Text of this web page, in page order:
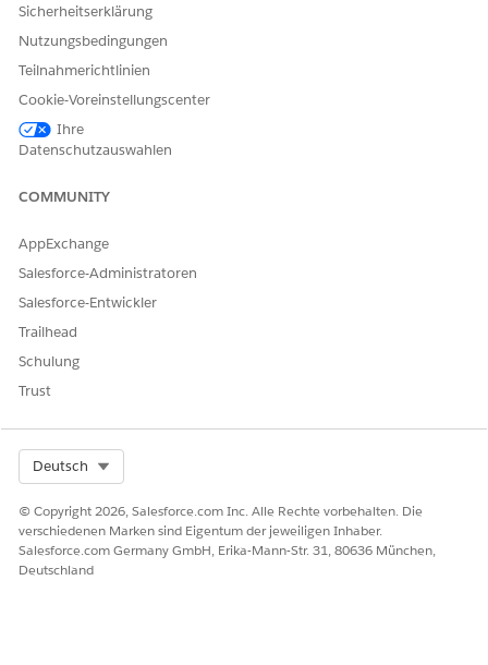
Wählen Sie die Felder aus, die Sie hinzufügen und
bestätigen möchten.
Dieses Feld wird nur dem zusammengesetzten Modell
hinzugefügt und kann bei Bedarf gelöscht werden.
die ursprünglich im referenzierten Modell definiert wurden,
nicht gelöscht werden. Außerdem können Sie einer
berechneten Statistik, die im referenzierten Modell
KONNTEN SIE IHR PROBLEM MITHILFE DIESES ARTIKELS
Geben Sie uns Feedback, damit wir uns verbessern können.
Nein
Sicherheitserklärung
Nutzungsbedingungen
Teilnahmerichtlinien
Cookie-Voreinstellungscenter
Ihre
Datenschutzauswahlen
COMMUNITY
AppExchange
Salesforce-Administratoren
Salesforce-Entwickler
Trailhead
Schulung
Trust
Deutsch
© Copyright 2026, Salesforce.com Inc. Alle Rechte vorbehalten. Die
verschiedenen Marken sind Eigentum der jeweiligen Inhaber.
Salesforce.com Germany GmbH, Erika-Mann-Str. 31, 80636 München,
Deutschland